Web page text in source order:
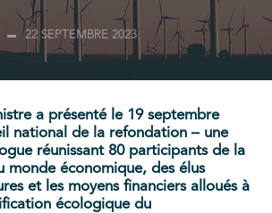
22 SEPTEMBRE 2023
a présenté le 19 septembre
national de la refondation – une
réunissant 80 participants de la
monde économique, des élus
et les moyens financiers alloués à
écologique du